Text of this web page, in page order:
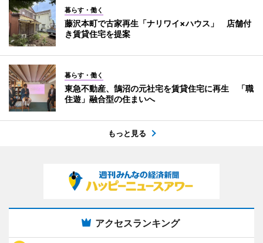
暮らす・働く
藤沢本町で古家再生「ナリワイ×ハウス」 店舗付
き賃貸住宅を提案
暮らす・働く
東急不動産、鵠沼の元社宅を賃貸住宅に再生 「職
住遊」融合型の住まいへ
もっと見る
アクセスランキング